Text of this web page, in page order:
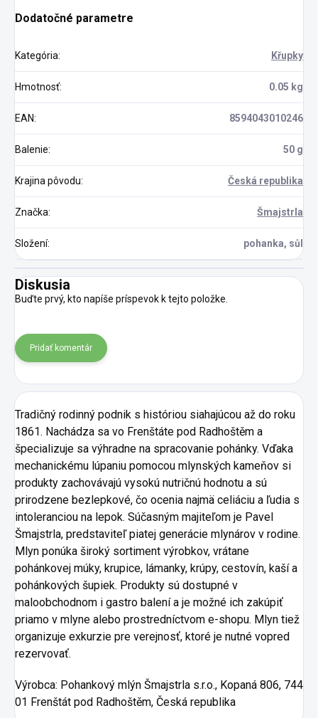
Dodatočné parametre
Kategória: Křupky
Hmotnosť: 0.05 kg
EAN: 8594043010246
Balenie: 50 g
Krajina pôvodu: Česká republika
Značka: Šmajstrla
Složení: pohanka, sůl
Diskusia
Buďte prvý, kto napíše príspevok k tejto položke.
Pridať komentár
Tradičný rodinný podnik s históriou siahajúcou až do roku
1861. Nachádza sa vo Frenštáte pod Radhoštěm a
špecializuje sa výhradne na spracovanie pohánky. Vďaka
mechanickému lúpaniu pomocou mlynských kameňov si
produkty zachovávajú vysokú nutričnú hodnotu a sú
prirodzene bezlepkové, čo ocenia najmä celiáciu a ľudia s
intoleranciou na lepok. Súčasným majiteľom je Pavel
Šmajstrla, predstaviteľ piatej generácie mlynárov v rodine.
Mlyn ponúka široký sortiment výrobkov, vrátane
pohánkovej múky, krupice, lámanky, krúpy, cestovín, kaší a
pohánkových šupiek. Produkty sú dostupné v
maloobchodnom i gastro balení a je možné ich zakúpiť
priamo v mlyne alebo prostredníctvom e-shopu. Mlyn tiež
organizuje exkurzie pre verejnosť, ktoré je nutné vopred
rezervovať.
Výrobca: Pohankový mlýn Šmajstrla s.r.o., Kopaná 806, 744
01 Frenštát pod Radhoštěm, Česká republika